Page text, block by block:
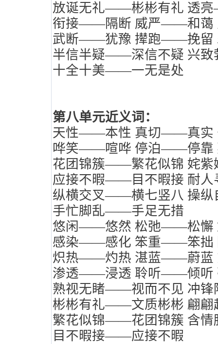
放诞无礼——彬彬有礼 透
衔接——隔断 威严——和蔼
武断——犹豫 撵跑——挽留
半信半疑——深信不疑 兴
十全十美——一无是处
第八单元近义词：
天性——本性 真切——真实
哗笑——喧哗 停泊——停靠
花团锦簇——繁花似锦 姹
应接不暇——目不暇接 耐
纵横交叉——横七竖八 操
手忙脚乱——手足无措
悠闲——悠然 松弛——松懈
感染——感化 笨重——笨拙
炽热——灼热 湛蓝——蔚蓝
渗透——浸透 聆听——倾听
熟视无睹——视而不见 冲
彬彬有礼——文质彬彬 翩
繁花似锦——花团锦簇 含
目不暇接——应接不暇